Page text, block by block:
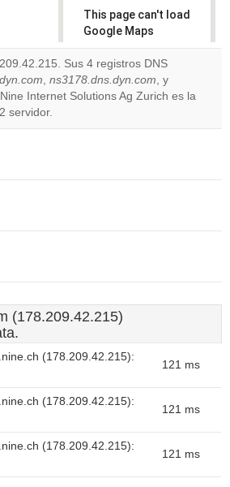
This page can't load
Google Maps
correctly.
Do you
own this
OK
Sus 4 registros DNS
, ns3178.dns.dyn.com, y
Internet Solutions Ag Zurich es la
servidor.
(178.209.42.215)
(178.209.42.215):
121 ms
(178.209.42.215):
121 ms
(178.209.42.215):
121 ms